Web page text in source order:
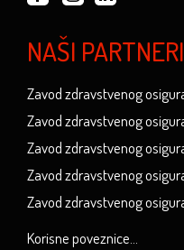
NAŠI PARTNERI
Zavod zdravstvenog
Zavod zdravstvenog
Zavod zdravstvenog
Zavod zdravstvenog
Zavod zdravstvenog
Korisne poveznice...